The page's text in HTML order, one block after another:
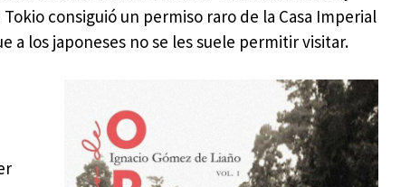
consiguió un permiso raro de la Casa Imperial
a los japoneses no se les suele permitir visitar.